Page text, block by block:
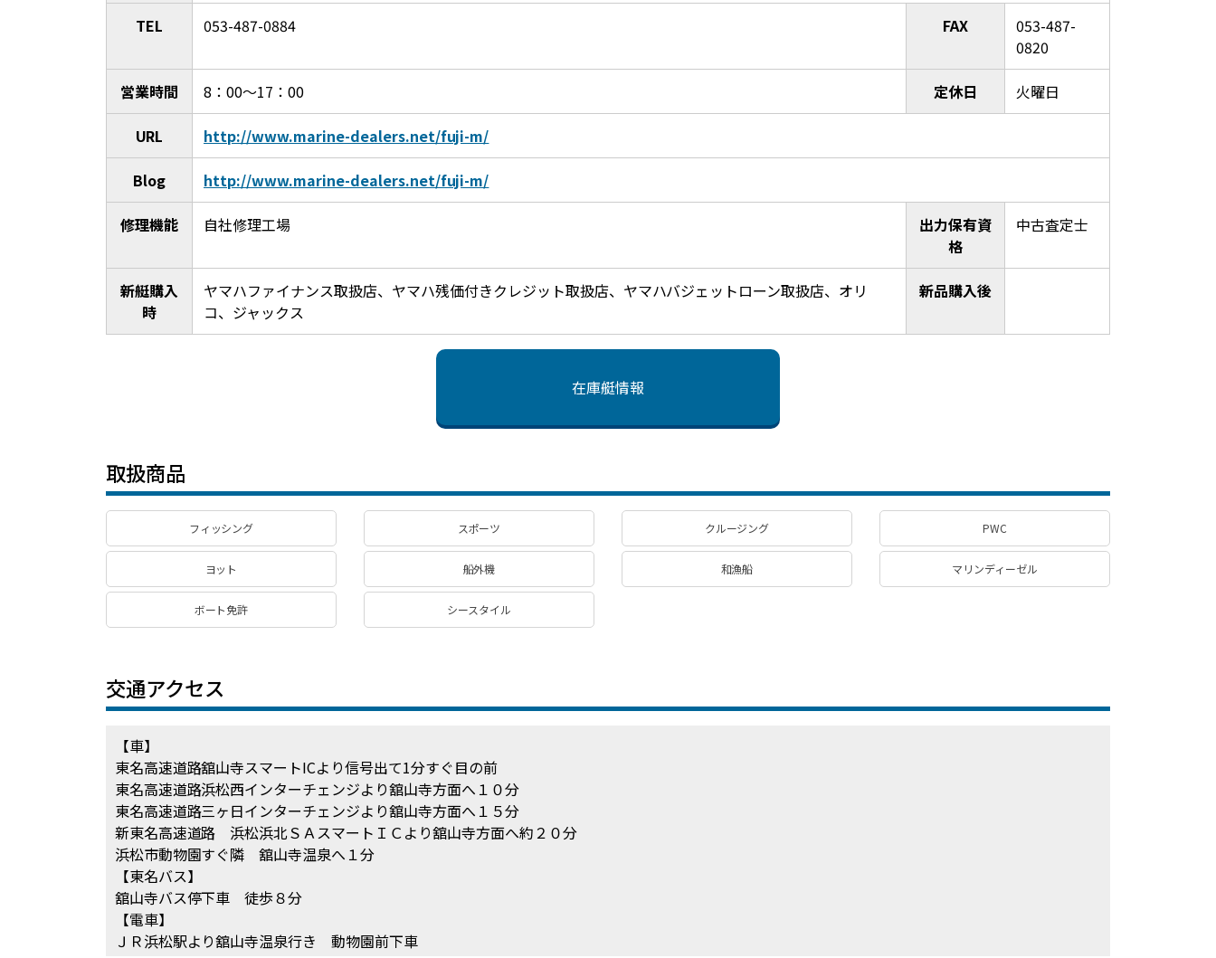
TEL 053-487-0884 FAX
053-487-
0820
営業時間 8：00～17：00 定休日 火曜日
URL http://www.marine-dealers.net/fuji-m/
Blog http://www.marine-dealers.net/fuji-m/
修理機能 自社修理工場
出力保有資
格
中古査定士
新艇購入
時
ヤマハファイナンス取扱店、ヤマハ残価付きクレジット取扱店、ヤマハバジェットローン取扱店、オリ
コ、ジャックス
新品購入後
在庫艇情報
取扱商品
フィッシング スポーツ クルージング PWC
ヨット 船外機 和漁船 マリンディーゼル
ボート免許 シースタイル
交通アクセス
【車】
東名高速道路舘山寺スマートICより信号出て1分すぐ目の前
東名高速道路浜松西インターチェンジより舘山寺方面へ１０分
東名高速道路三ヶ日インターチェンジより舘山寺方面へ１５分
新東名高速道路 浜松浜北ＳＡスマートＩＣより舘山寺方面へ約２０分
浜松市動物園すぐ隣 舘山寺温泉へ１分
【東名バス】
舘山寺バス停下車 徒歩８分
【電車】
ＪＲ浜松駅より舘山寺温泉行き 動物園前下車